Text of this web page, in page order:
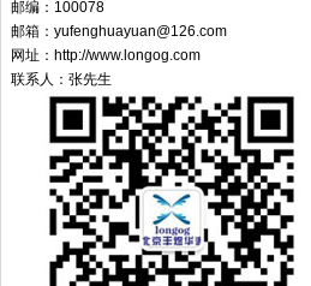
邮编：100078
邮箱：yufenghuayuan@126.com
网址：http://www.longog.com
联系人：张先生